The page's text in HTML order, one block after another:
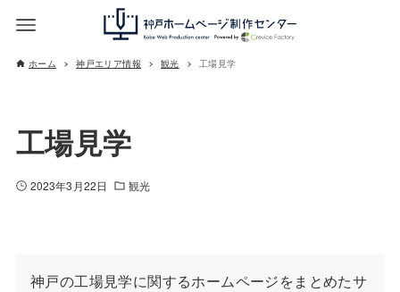
ホーム 神戸エリア情報 観光 工場見学
工場見学
2023年3月22日 観光
神戸の工場見学に関するホームページをまとめたサ